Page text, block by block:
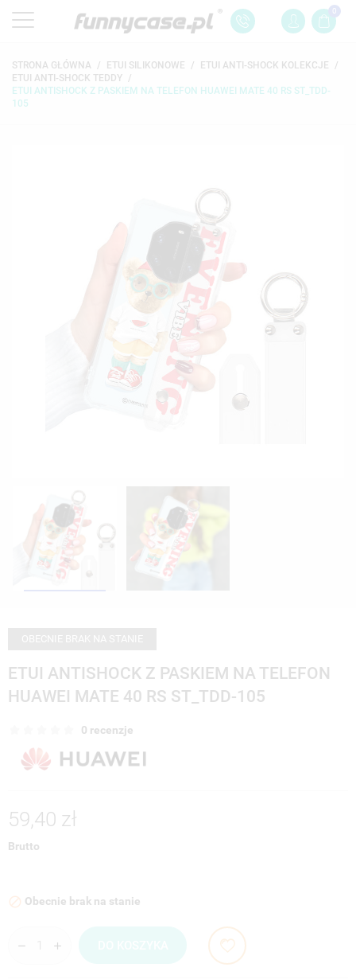
0
STRONA GŁÓWNA ETUI SILIKONOWE
ETUI ANTI-SHOCK KOLEKCJE
ETUI ANTI-SHOCK TEDDY
ETUI ANTISHOCK Z PASKIEM NA TELEFON HUAWEI MATE 40 RS ST_TDD-
105
ETUI ANTISHOCK Z PASKIEM NA TELEFON
HUAWEI MATE 40 RS ST_TDD-105
0 recenzje
59,40 zł
Brutto
 Obecnie brak na stanie